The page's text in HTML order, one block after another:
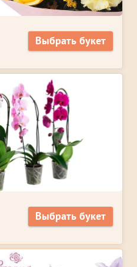
Выбрать букет
Выбрать букет